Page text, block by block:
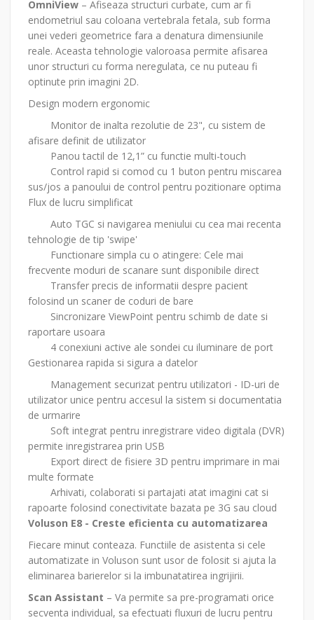
OmniView – Afiseaza structuri curbate, cum ar fi
endometriul sau coloana vertebrala fetala, sub forma
unei vederi geometrice fara a denatura dimensiunile
reale. Aceasta tehnologie valoroasa permite afisarea
unor structuri cu forma neregulata, ce nu puteau fi
optinute prin imagini 2D.
Design modern ergonomic
Monitor de inalta rezolutie de 23", cu sistem de
afisare definit de utilizator
Panou tactil de 12,1” cu functie multi-touch
Control rapid si comod cu 1 buton pentru miscarea
sus/jos a panoului de control pentru pozitionare optima
Flux de lucru simplificat
Auto TGC si navigarea meniului cu cea mai recenta
tehnologie de tip 'swipe'
Functionare simpla cu o atingere: Cele mai
frecvente moduri de scanare sunt disponibile direct
Transfer precis de informatii despre pacient
folosind un scaner de coduri de bare
Sincronizare ViewPoint pentru schimb de date si
raportare usoara
4 conexiuni active ale sondei cu iluminare de port
Gestionarea rapida si sigura a datelor
Management securizat pentru utilizatori - ID-uri de
utilizator unice pentru accesul la sistem si documentatia
de urmarire
Soft integrat pentru inregistrare video digitala (DVR)
permite inregistrarea prin USB
Export direct de fisiere 3D pentru imprimare in mai
multe formate
Arhivati, colaborati si partajati atat imagini cat si
rapoarte folosind conectivitate bazata pe 3G sau cloud
Voluson E8 - Creste eficienta cu automatizarea
Fiecare minut conteaza. Functiile de asistenta si cele
automatizate in Voluson sunt usor de folosit si ajuta la
eliminarea barierelor si la imbunatatirea ingrijirii.
Scan Assistant – Va permite sa pre-programati orice
secventa individual, sa efectuati fluxuri de lucru pentru